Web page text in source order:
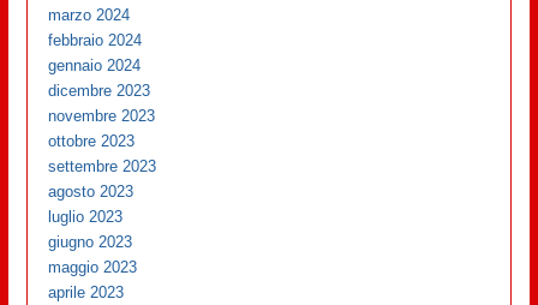
marzo 2024
febbraio 2024
gennaio 2024
dicembre 2023
novembre 2023
ottobre 2023
settembre 2023
agosto 2023
luglio 2023
giugno 2023
maggio 2023
aprile 2023